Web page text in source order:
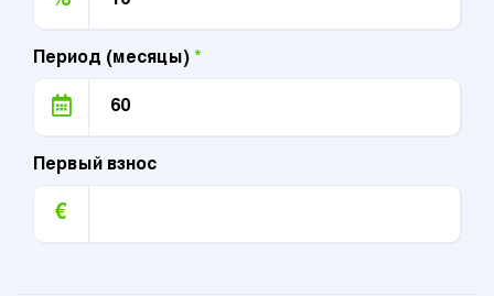
Период (месяцы) *
Первый взнос
€